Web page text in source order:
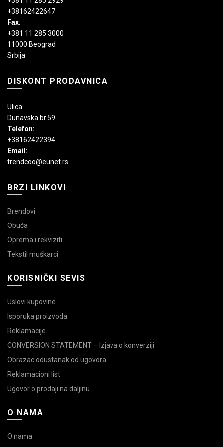
+38162422647
Fax:
+381 11 285 3000
11000 Beograd
Srbija
DISKONT PRODAVNICA
Ulica:
Dunavska br.59
Telefon:
+38162422394
Email:
trendcoo@eunet.rs
BRZI LINKOVI
Brendovi
Obuća
Oprema i rekviziti
Tekstil muškarci
KORISNIČKI SEVIS
Uslovi kupovine
Isporuka proizvoda
Reklamacije
CONVERSION STATEMENT – Izjava o konverziji
Obrazac odustanak od ugovora
Reklamacioni list
Ugovor o prodaji na daljinu
O NAMA
O nama